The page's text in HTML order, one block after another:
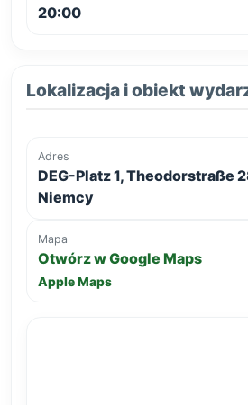
20:00
Lokalizacja i obiekt
Adres
DEG-Platz 1, Theodorstraße
Niemcy
Mapa
Otwórz w Google Maps
Apple Maps